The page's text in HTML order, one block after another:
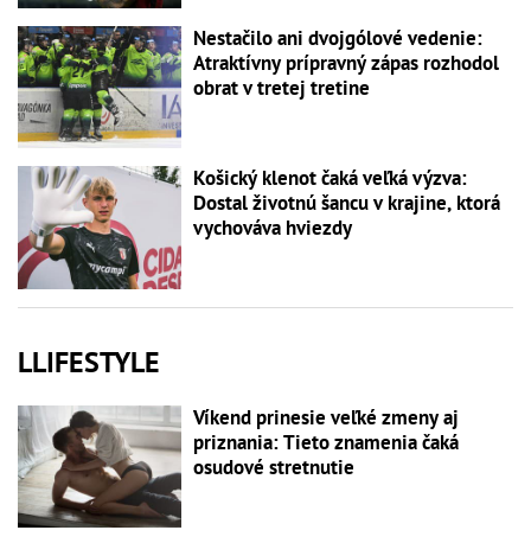
Nestačilo ani dvojgólové vedenie:
Atraktívny prípravný zápas rozhodol
obrat v tretej tretine
Košický klenot čaká veľká výzva:
Dostal životnú šancu v krajine, ktorá
vychováva hviezdy
LLIFESTYLE
Víkend prinesie veľké zmeny aj
priznania: Tieto znamenia čaká
osudové stretnutie